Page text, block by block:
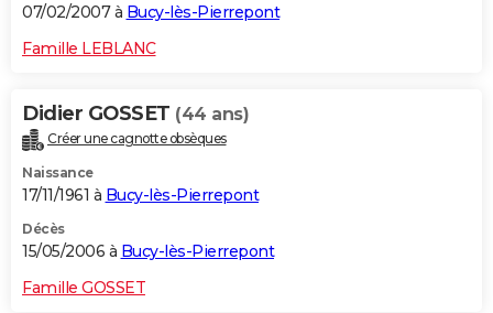
07/02/2007 à Bucy-lès-Pierrepont
Famille LEBLANC
Didier GOSSET (44 ans)
Créer une cagnotte obsèques
Naissance
17/11/1961 à Bucy-lès-Pierrepont
Décès
15/05/2006 à Bucy-lès-Pierrepont
Famille GOSSET